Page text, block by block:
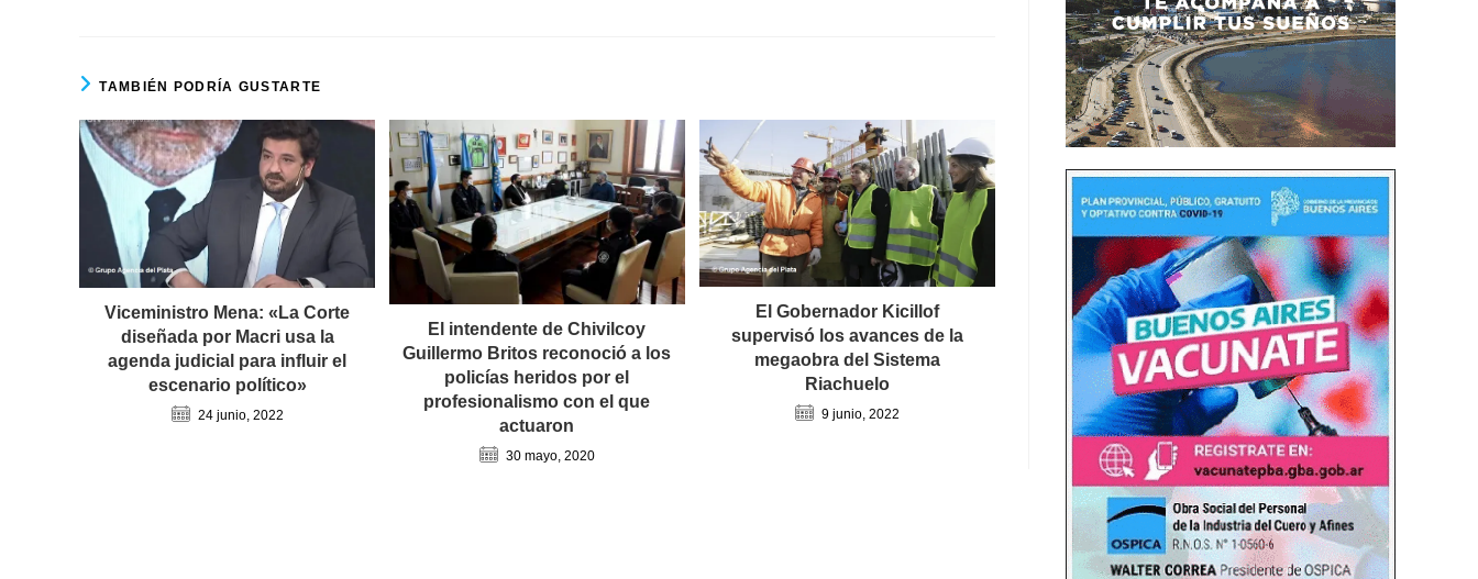
TAMBIÉN PODRÍA GUSTARTE
Viceministro Mena: «La Corte
diseñada por Macri usa la
agenda judicial para influir el
escenario político»
24 junio, 2022
El intendente de Chivilcoy
Guillermo Britos reconoció a los
policías heridos por el
profesionalismo con el que
actuaron
30 mayo, 2020
El Gobernador Kicillof
supervisó los avances de la
megaobra del Sistema
Riachuelo
9 junio, 2022